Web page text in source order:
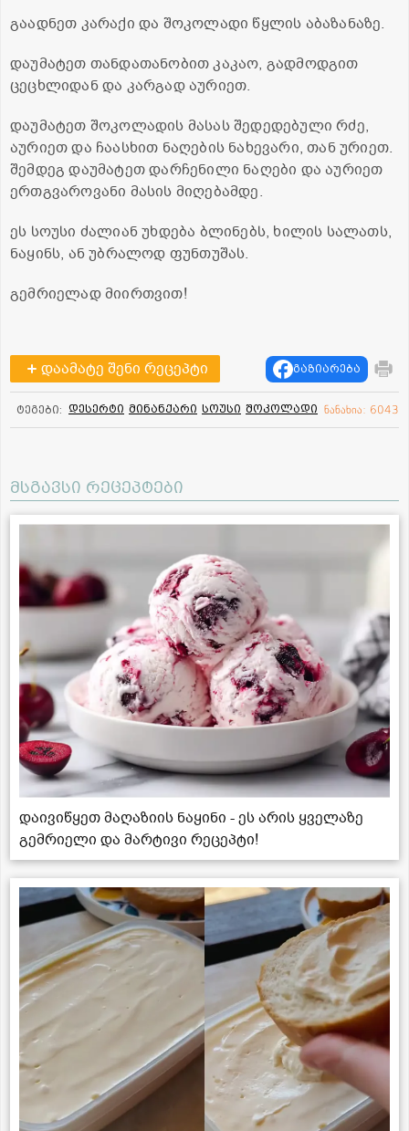
გაადნეთ კარაქი და შოკოლადი წყლის აბაზანაზე.
დაუმატეთ თანდათანობით კაკაო, გადმოდგით
ცეცხლიდან და კარგად აურიეთ.
დაუმატეთ შოკოლადის მასას შედედებული რძე,
აურიეთ და ჩაასხით ნაღების ნახევარი, თან ურიეთ.
შემდეგ დაუმატეთ დარჩენილი ნაღები და აურიეთ
ერთგვაროვანი მასის მიღებამდე.
ეს სოუსი ძალიან უხდება ბლინებს, ხილის სალათს,
ნაყინს, ან უბრალოდ ფუნთუშას.
გემრიელად მიირთვით!
დაამატე შენი რეცეპტი გაზიარება
ტეგები: დესერტი მინანქარი სოუსი შოკოლადი ნანახია: 6043
მსგავსი რეცეპტები
დაივიწყეთ მაღაზიის ნაყინი - ეს არის ყველაზე
გემრიელი და მარტივი რეცეპტი!